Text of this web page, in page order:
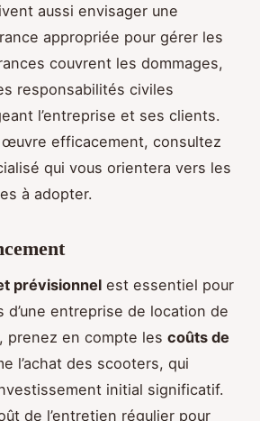
aussi envisager une
appropriée pour gérer les
couvrent les dommages,
responsabilités civiles
l’entreprise et ses clients.
efficacement, consultez
qui vous orientera vers les
à adopter.
prévisionnel est essentiel pour
entreprise de location de
prenez en compte les coûts de
l’achat des scooters, qui
initial significatif.
de l’entretien régulier pour